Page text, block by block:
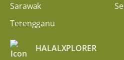
Sarawak
Terengganu
HALALXPLORER